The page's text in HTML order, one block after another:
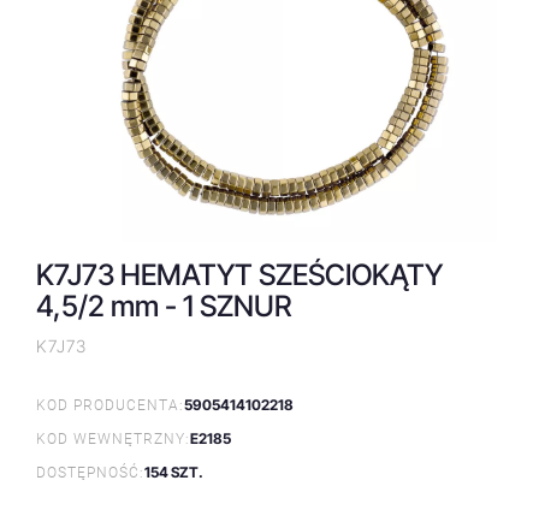
K7J73 HEMATYT SZEŚCIOKĄTY
4,5/2 mm - 1 SZNUR
K7J73
KOD PRODUCENTA:5905414102218
KOD WEWNĘTRZNY:E2185
DOSTĘPNOŚĆ:154 SZT.